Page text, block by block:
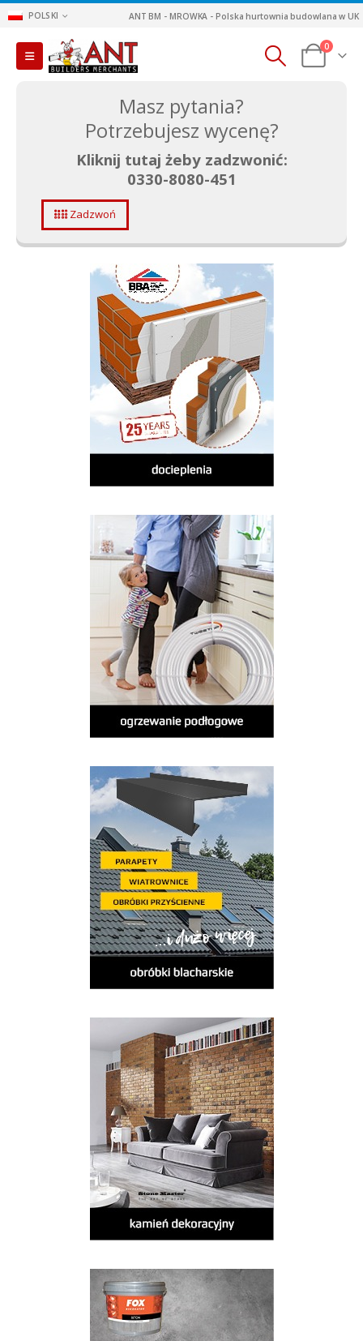
POLSKI ANT BM - MROWKA - Polska hurtownia budowlana w UK
0
Masz pytania?
Potrzebujesz wycenę?
Kliknij tutaj żeby zadzwonić:
0330-8080-451
Zadzwoń